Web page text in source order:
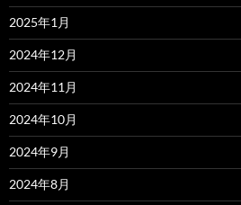
2025年1月
2024年12月
2024年11月
2024年10月
2024年9月
2024年8月